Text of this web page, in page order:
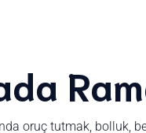
oruç tutmak, bolluk,